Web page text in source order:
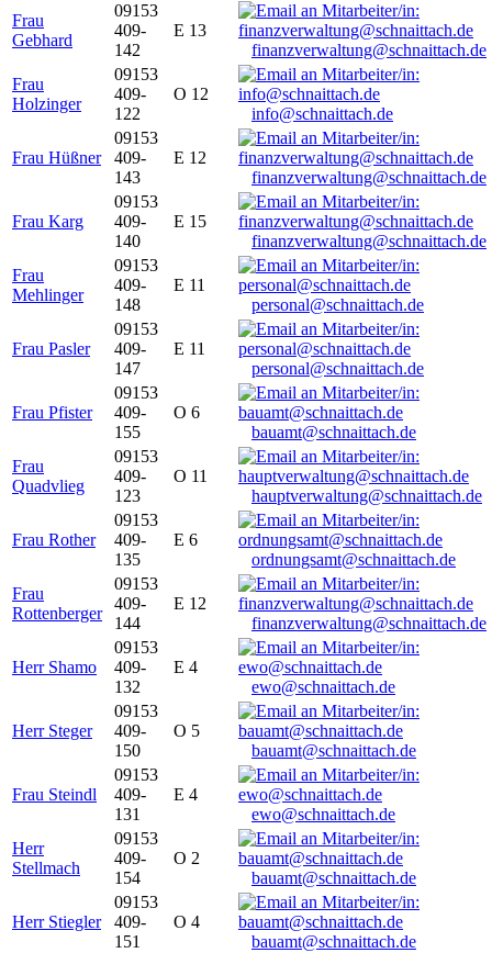
Frau
Gebhard
09153
409-
142
E 13
finanzverwaltung@schnaittach.de
Frau
Holzinger
09153
409-
122
O 12
info@schnaittach.de
Frau Hüßner
09153
409-
143
E 12
finanzverwaltung@schnaittach.de
Frau Karg
09153
409-
140
E 15
finanzverwaltung@schnaittach.de
Frau
Mehlinger
09153
409-
148
E 11
personal@schnaittach.de
Frau Pasler
09153
409-
147
E 11
personal@schnaittach.de
Frau Pfister
09153
409-
155
O 6
bauamt@schnaittach.de
Frau
Quadvlieg
09153
409-
123
O 11
hauptverwaltung@schnaittach.de
Frau Rother
09153
409-
135
E 6
ordnungsamt@schnaittach.de
Frau
Rottenberger
09153
409-
144
E 12
finanzverwaltung@schnaittach.de
Herr Shamo
09153
409-
132
E 4
ewo@schnaittach.de
Herr Steger
09153
409-
150
O 5
bauamt@schnaittach.de
Frau Steindl
09153
409-
131
E 4
ewo@schnaittach.de
Herr
Stellmach
09153
409-
154
O 2
bauamt@schnaittach.de
Herr Stiegler
09153
409-
151
O 4
bauamt@schnaittach.de